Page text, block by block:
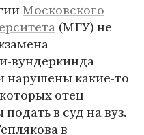
Московского
(МГУ) не
вундеркинда
нарушены какие-то
отец
в суд на вуз.
в